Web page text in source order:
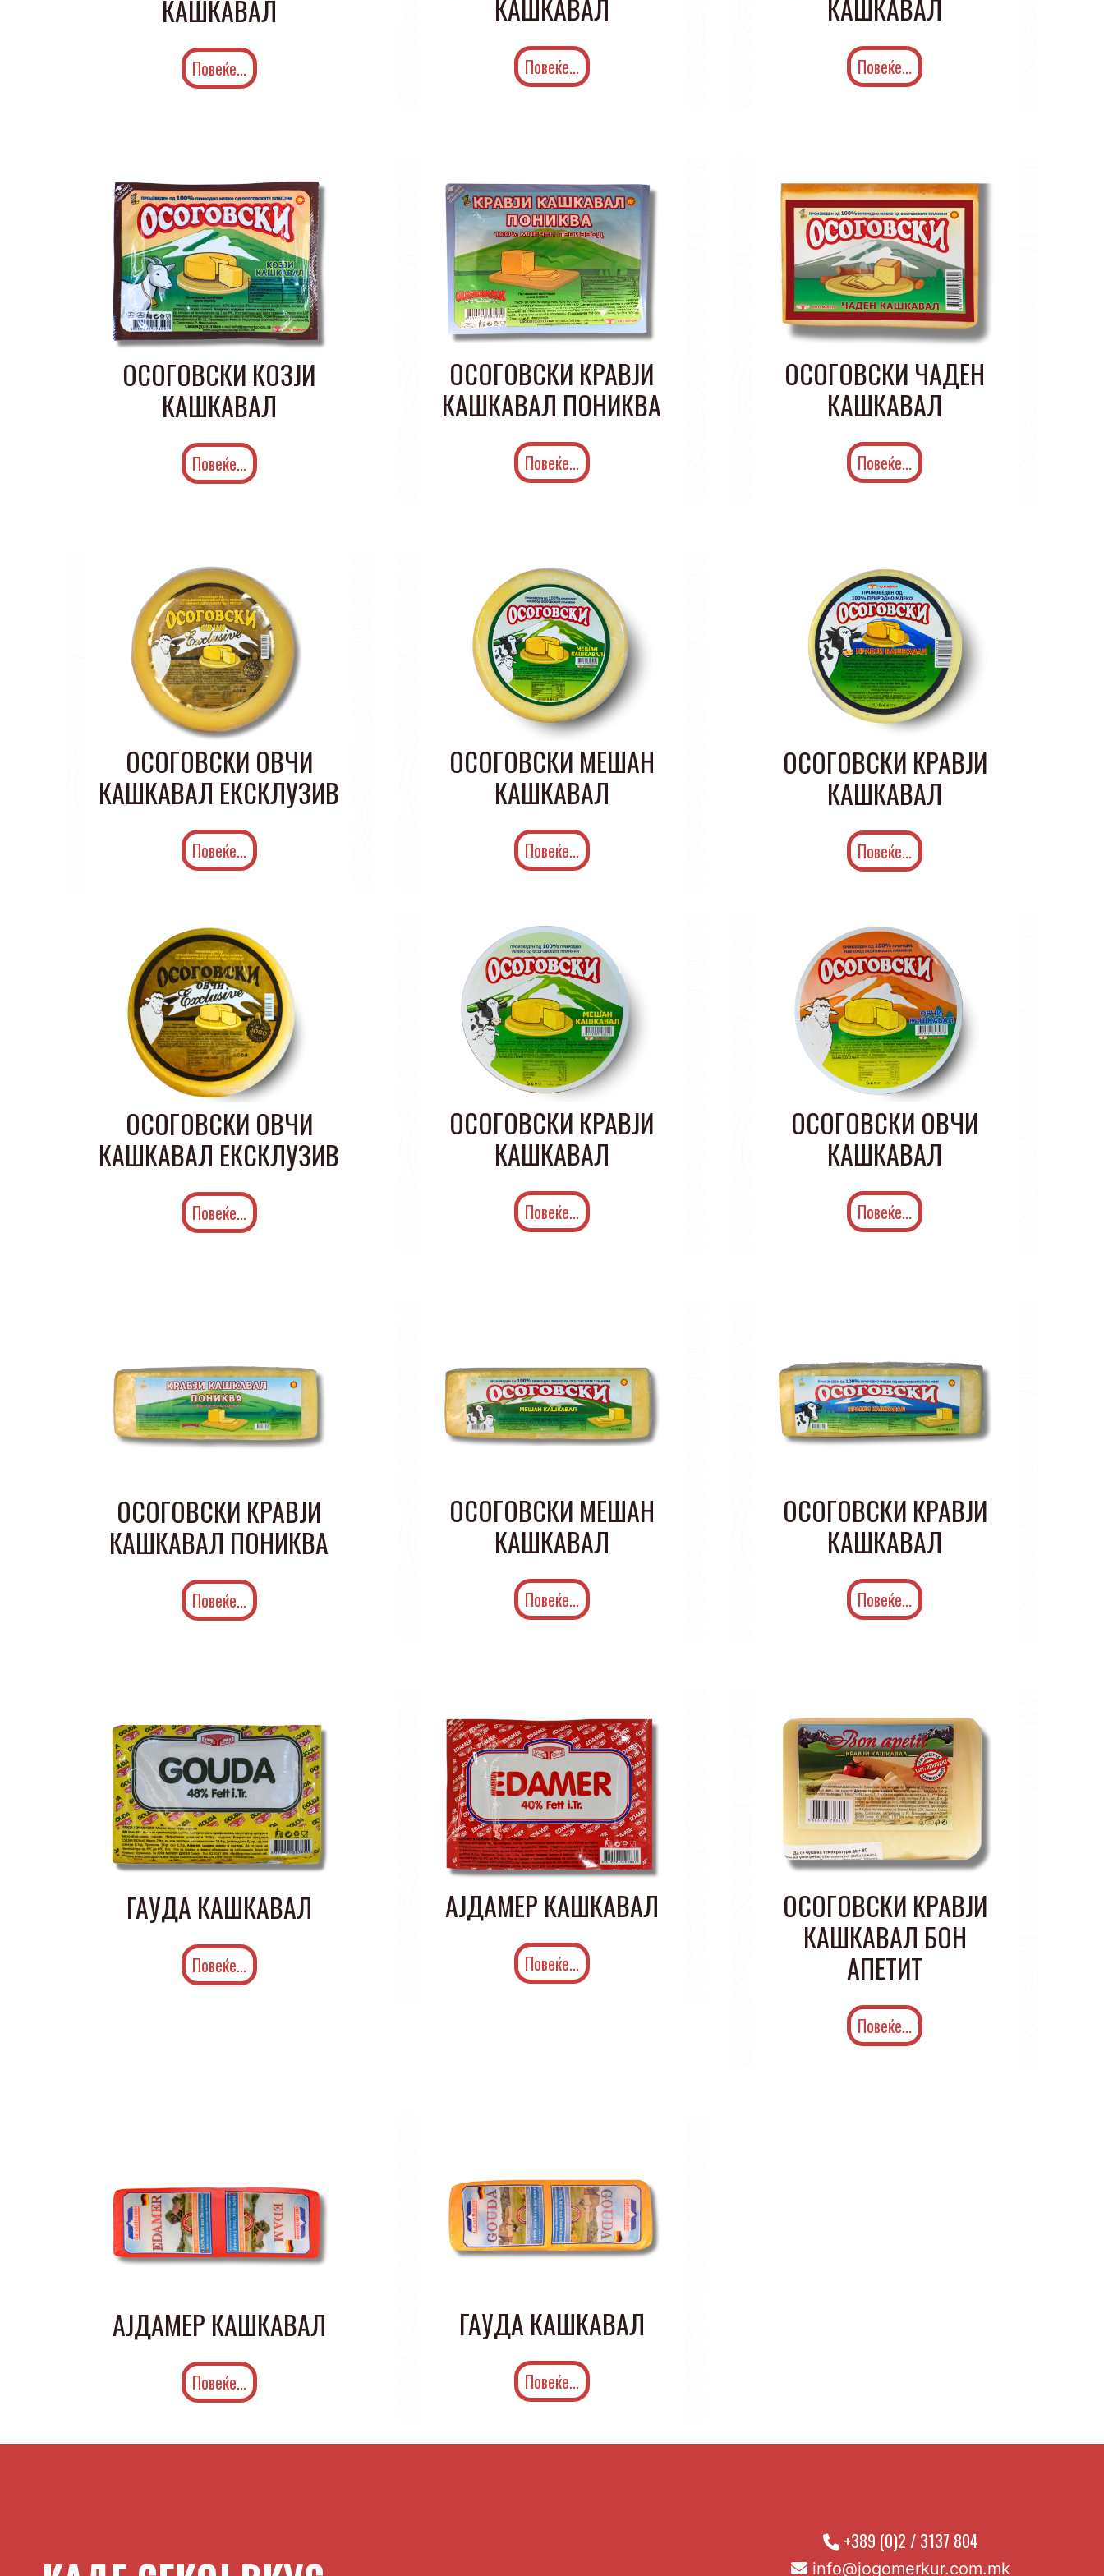
КАШКАВАЛ
Повеќе...
КАШКАВАЛ
Повеќе...
КАШКАВАЛ
Повеќе...
ОСОГОВСКИ КОЗЈИ
КАШКАВАЛ
Повеќе...
ОСОГОВСКИ КРАВЈИ
КАШКАВАЛ ПОНИКВА
Повеќе...
ОСОГОВСКИ ЧАДЕН
КАШКАВАЛ
Повеќе...
ОСОГОВСКИ ОВЧИ
КАШКАВАЛ ЕКСКЛУЗИВ
Повеќе...
ОСОГОВСКИ МЕШАН
КАШКАВАЛ
Повеќе...
ОСОГОВСКИ КРАВЈИ
КАШКАВАЛ
Повеќе...
ОСОГОВСКИ ОВЧИ
КАШКАВАЛ ЕКСКЛУЗИВ
Повеќе...
ОСОГОВСКИ КРАВЈИ
КАШКАВАЛ
Повеќе...
ОСОГОВСКИ ОВЧИ
КАШКАВАЛ
Повеќе...
ОСОГОВСКИ КРАВЈИ
КАШКАВАЛ ПОНИКВА
Повеќе...
ОСОГОВСКИ МЕШАН
КАШКАВАЛ
Повеќе...
ОСОГОВСКИ КРАВЈИ
КАШКАВАЛ
Повеќе...
ГАУДА КАШКАВАЛ
Повеќе...
АЈДАМЕР КАШКАВАЛ
Повеќе...
ОСОГОВСКИ КРАВЈИ
КАШКАВАЛ БОН
АПЕТИТ
Повеќе...
АЈДАМЕР КАШКАВАЛ
Повеќе...
ГАУДА КАШКАВАЛ
Повеќе...
+389 (0)2 / 3137 804
info@jogomerkur.com.mk